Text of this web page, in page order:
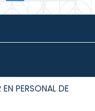
PERSONAL DE